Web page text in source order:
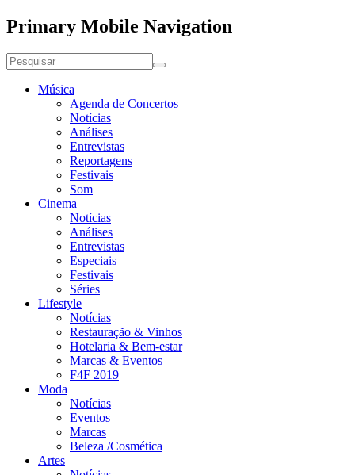
Primary Mobile Navigation
Música
Agenda de Concertos
Notícias
Análises
Entrevistas
Reportagens
Festivais
Som
Cinema
Notícias
Análises
Entrevistas
Especiais
Festivais
Séries
Lifestyle
Notícias
Restauração & Vinhos
Hotelaria & Bem-estar
Marcas & Eventos
F4F 2019
Moda
Notícias
Eventos
Marcas
Beleza /Cosmética
Artes